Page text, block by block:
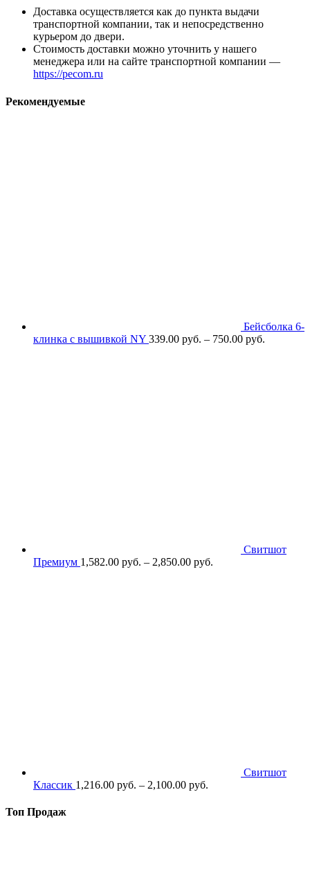
Доставка осуществляется как до пункта выдачи
транспортной компании, так и непосредственно
курьером до двери.
Стоимость доставки можно уточнить у нашего
менеджера или на сайте транспортной компании —
https://pecom.ru
Рекомендуемые
Бейсболка 6-
клинка с вышивкой NY 339.00 руб. – 750.00 руб.
Свитшот
Премиум 1,582.00 руб. – 2,850.00 руб.
Свитшот
Классик 1,216.00 руб. – 2,100.00 руб.
Топ Продаж